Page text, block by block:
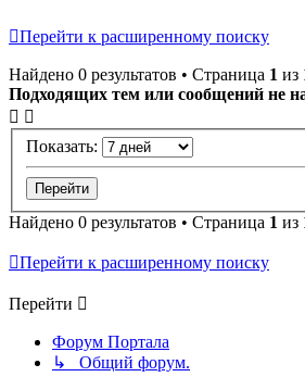
Перейти к расширенному поиску
Найдено 0 результатов • Страница 1 из
Подходящих тем или сообщений не
Показать:
Найдено 0 результатов • Страница 1 из
Перейти к расширенному поиску
Перейти
Форум Портала
↳ Общий форум.